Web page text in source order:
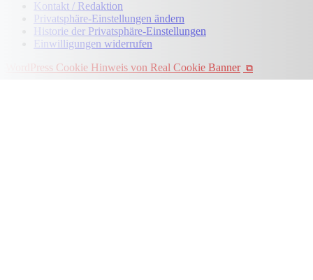
Kontakt / Redaktion
Privatsphäre-Einstellungen ändern
Historie der Privatsphäre-Einstellungen
Einwilligungen widerrufen
WordPress Cookie Hinweis von Real Cookie Banner